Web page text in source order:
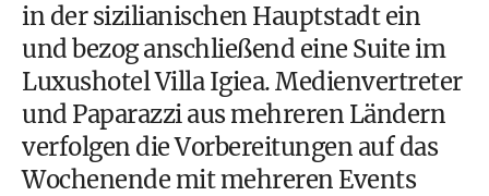
in der sizilianischen Hauptstadt ein
und bezog anschließend eine Suite im
Luxushotel Villa Igiea. Medienvertreter
und Paparazzi aus mehreren Ländern
verfolgen die Vorbereitungen auf das
Wochenende mit mehreren Events